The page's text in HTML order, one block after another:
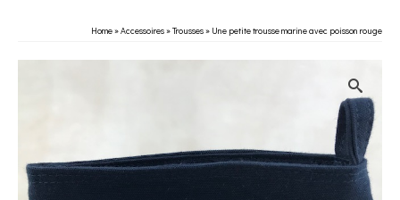
Home»Accessoires»Trousses» Une petite trousse marine avec poisson rouge